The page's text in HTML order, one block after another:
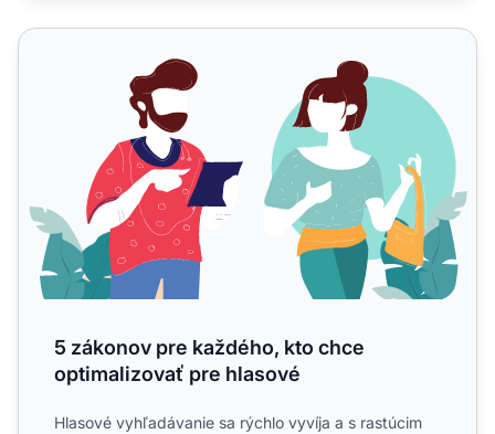
5 zákonov pre každého, kto chce optimalizovať pre
5 zákonov pre každého, kto chce
optimalizovať pre hlasové
Hlasové vyhľadávanie sa rýchlo vyvíja a s rastúcim